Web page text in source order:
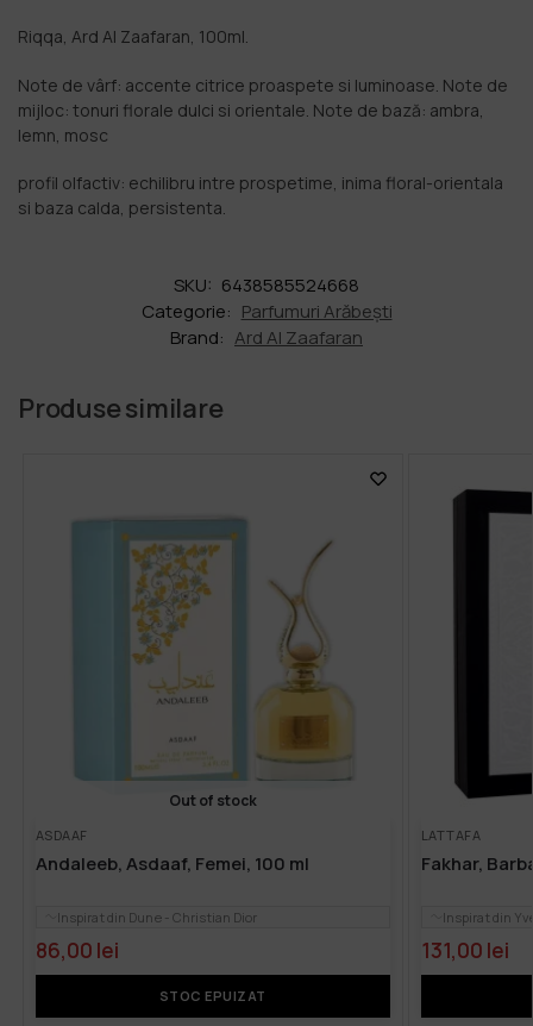
Riqqa, Ard Al Zaafaran, 100ml.
Note de vârf: accente citrice proaspete si luminoase. Note de
mijloc: tonuri florale dulci si orientale. Note de bază: ambra,
lemn, mosc
profil olfactiv: echilibru intre prospetime, inima floral-orientala
si baza calda, persistenta.
SKU: 6438585524668
Categorie: Parfumuri Arăbești
Brand: Ard Al Zaafaran
Produse similare
Out of stock
ASDAAF
Andaleeb, Asdaaf, Femei, 100 ml
Inspirat din Dune - Christian Dior
86,00 lei
STOC EPUIZAT
LATTAFA
Fakhar,
Inspirat din
131,00 lei